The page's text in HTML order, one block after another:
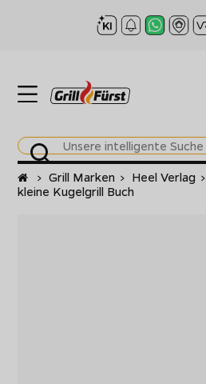
Startseite
> Grill Marken > Heel Verlag >
kleine Kugelgrill Buch